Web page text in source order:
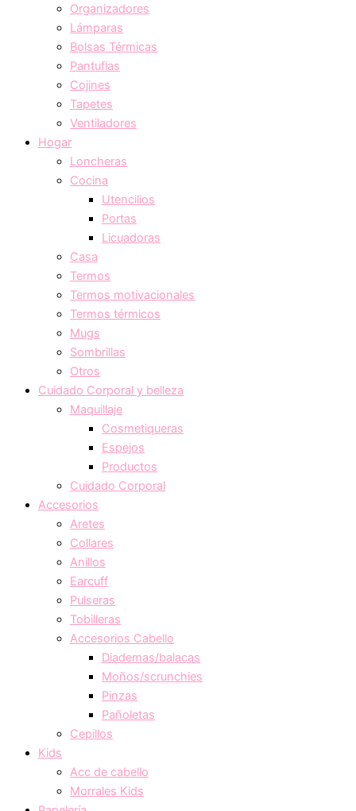
Organizadores
Lámparas
Bolsas Térmicas
Pantuflas
Cojines
Tapetes
Ventiladores
Hogar
Loncheras
Cocina
Utencilios
Portas
Licuadoras
Casa
Termos
Termos motivacionales
Termos térmicos
Mugs
Sombrillas
Otros
Cuidado Corporal y belleza
Maquillaje
Cosmetiqueras
Espejos
Productos
Cuidado Corporal
Accesorios
Aretes
Collares
Anillos
Earcuff
Pulseras
Tobilleras
Accesorios Cabello
Diademas/balacas
Moños/scrunchies
Pinzas
Pañoletas
Cepillos
Kids
Acc de cabello
Morrales Kids